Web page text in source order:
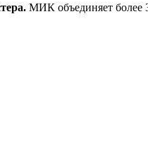
МИК объединяет более